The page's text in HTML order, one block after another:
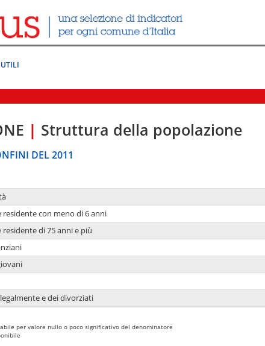
| Struttura della popolazione
DEL 2011
con meno di 6 anni
di 75 anni e più
e dei divorziati
per valore nullo o poco significativo del denominatore